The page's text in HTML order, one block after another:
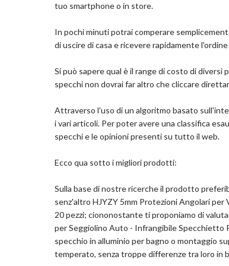
non velenoso e insapore. Trasparente
Ampia gamma di applicazioni: può
piastrelle e pietra (superfici con una
Usi consigliati per il prodotto:
Marchio: Vientiane
Materiale: Gomma, PVC
Colore: Forma A L
tuo smartphone o in store.
In pochi minuti potrai comperare
di uscire di casa e ricevere rapidamente
Si può sapere qual è il range di costo di diversi
specchi non dovrai far altro che cliccare
Attraverso l'uso di un algoritmo basato
i vari articoli. Per poter avere una classifica
specchi e le opinioni presenti su tutto il web.
Ecco qua sotto i migliori prodotti:
Sulla base di nostre ricerche il prodotto
senz'altro HJYZY 5mm Protezioni Angolari
20 pezzi; ciononostante ti proponiamo di
per Seggiolino Auto - Infrangibile Specchietto
specchio in alluminio per bagno o montaggio
temperato, senza troppe differenze tra loro in